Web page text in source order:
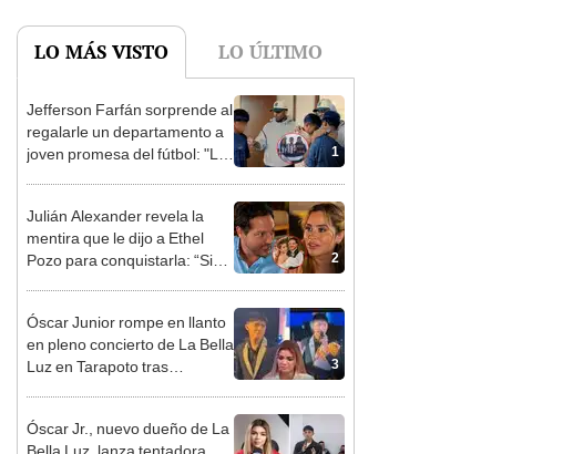
LO MÁS VISTO LO ÚLTIMO
1
Jefferson Farfán sorprende al
regalarle un departamento a
joven promesa del fútbol: "Lo
2
Julián Alexander revela la
mentira que le dijo a Ethel
Pozo para conquistarla: “Si
3
Óscar Junior rompe en llanto
en pleno concierto de La Bella
Luz en Tarapoto tras
Óscar Jr., nuevo dueño de La
Bella Luz, lanza tentadora